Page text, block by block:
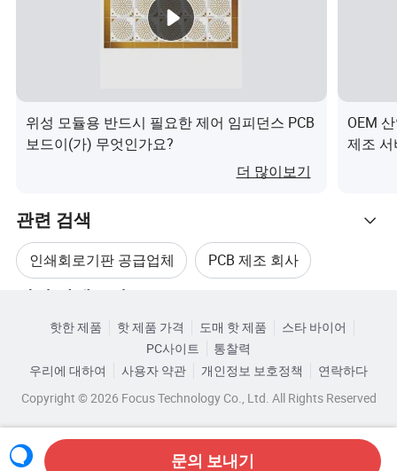
오래된 고객의 신뢰와 지원에 진심으로 감사하고 있습니
다. 세계 경제가 빠르게 발전하고 있는 지금, 우리는 더 훌륭
계약한 고객
위성 모듈용 반드시 필요한 제어 임피던스 PCB
보드이(가) 무엇인가요?
더 많이보기
OEM
제조
관련 검색
인쇄회로기판 공급업체 PCB 제조 회사
전자 회로 기판 제조 RoHS 회로 기판 주문 제작
카테고리로 찾아보기
핫한 제품 핫 제품 가격 도매 핫 제품
스타 바이어
PC사이트
통찰력
우리에 대하여
사용자 약관 개인정보 보호정책
연락하다
Copyright © 2026 Focus Technology Co., Ltd. All Rights Reserved
문의 보내기